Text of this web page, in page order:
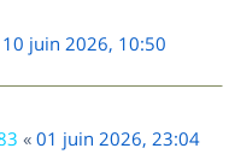
10 juin 2026, 10:50
« 01 juin 2026, 23:04